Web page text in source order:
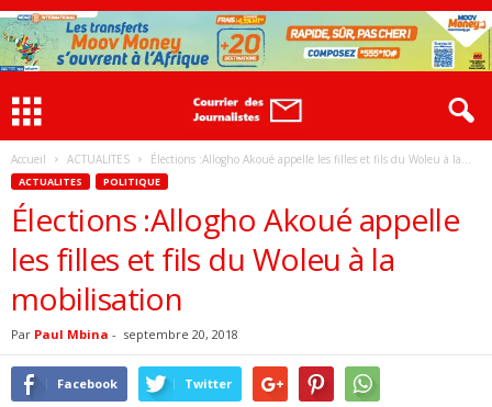
Accueil ACTUALITES Élections :Allogho Akoué appelle les filles et fils du Woleu à la...
ACTUALITES POLITIQUE
Élections :Allogho Akoué appelle
les filles et fils du Woleu à la
mobilisation
Par Paul Mbina - septembre 20, 2018
Facebook Twitter